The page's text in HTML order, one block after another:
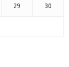
29 30